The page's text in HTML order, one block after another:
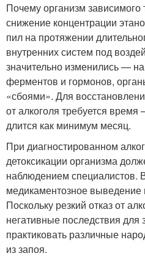
Почему организм зависимого
снижение концентрации
пил на протяжении
внутренних систем под
значительно изменились —
ферментов и гормонов,
«сбоями». Для
от алкоголя требуется
длится как минимум месяц.
При диагностированном
детоксикации организма
наблюдением специалистов.
медикаментозное выведение
Поскольку резкий отказ от
негативные последствия для
практиковать различные
из запоя.